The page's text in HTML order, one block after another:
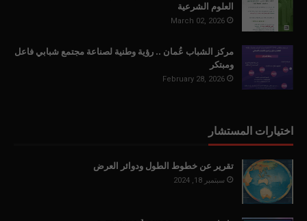
العلوم الشرعية
March 02, 2026
مركز الشباب عُمان .. رؤية وطنية لصناعة مجتمع شبابي فاعل
ومبتكر
February 28, 2026
اختيارات المستشار
تقرير عن خطوط الطول ودوائر العرض
سبتمبر 18, 2024